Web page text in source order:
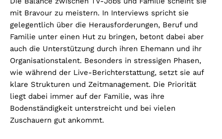
mit Bravour zu meistern. In Interviews spricht sie
gelegentlich über die Herausforderungen, Beruf und
Familie unter einen Hut zu bringen, betont dabei aber
auch die Unterstützung durch ihren Ehemann und ihr
Organisationstalent. Besonders in stressigen Phasen,
wie während der Live-Berichterstattung, setzt sie auf
klare Strukturen und Zeitmanagement. Die Priorität
liegt dabei immer auf der Familie, was ihre
Bodenständigkeit unterstreicht und bei vielen
Zuschauern gut ankommt.